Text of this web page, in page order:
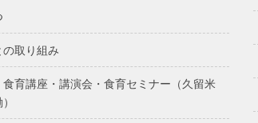
の取り組み
食育講座・講演会・食育セミナー（久留米